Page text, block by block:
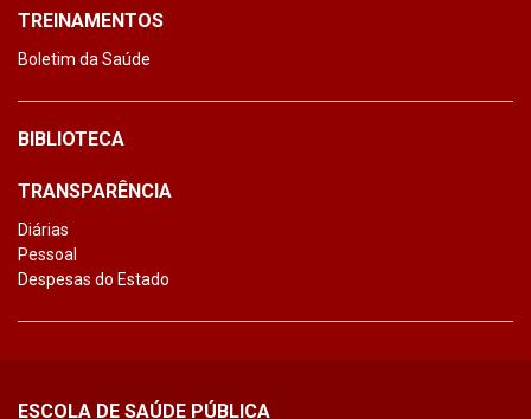
TREINAMENTOS
Boletim da Saúde
BIBLIOTECA
TRANSPARÊNCIA
Diárias
Pessoal
Despesas do Estado
ESCOLA DE SAÚDE PÚBLICA